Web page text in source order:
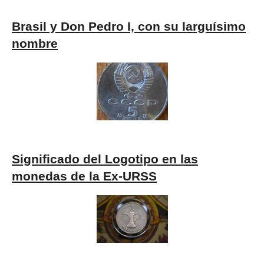
Brasil y Don Pedro I, con su larguísimo
nombre
Significado del Logotipo en las
monedas de la Ex-URSS